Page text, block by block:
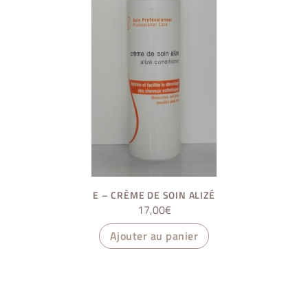
E – CRÈME DE SOIN ALIZÉ
17,00€
Ajouter au panier